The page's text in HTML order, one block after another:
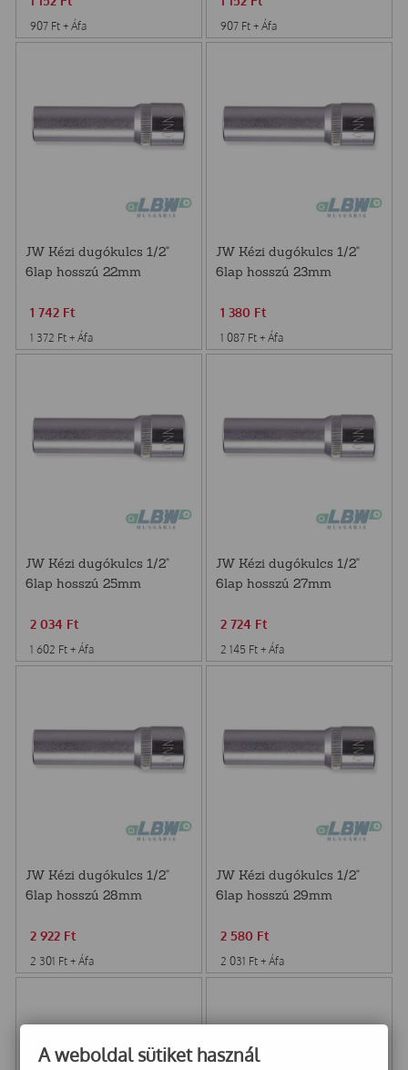
907 Ft + Áfa 907 Ft + Áfa
JW Kézi dugókulcs 1/2"
6lap hosszú 22mm
1 742 Ft
1 372 Ft + Áfa
JW Kézi dugókulcs 1/2"
6lap hosszú 23mm
1 380 Ft
1 087 Ft + Áfa
JW Kézi dugókulcs 1/2"
6lap hosszú 25mm
2 034 Ft
1 602 Ft + Áfa
JW Kézi dugókulcs 1/2"
6lap hosszú 27mm
2 724 Ft
2 145 Ft + Áfa
JW Kézi dugókulcs 1/2"
6lap hosszú 28mm
2 922 Ft
2 301 Ft + Áfa
JW Kézi dugókulcs 1/2"
6lap hosszú 29mm
2 580 Ft
2 031 Ft + Áfa
A weboldal sütiket használ